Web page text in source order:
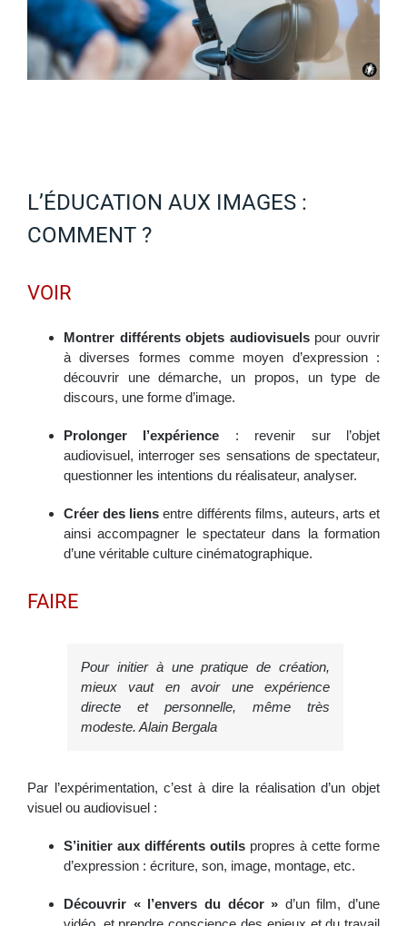
L’ÉDUCATION AUX IMAGES :
COMMENT ?
VOIR
Montrer différents objets audiovisuelspour ouvrir
à diverses formes comme moyen d’expression :
découvrir une démarche, un propos, un type de
discours, une forme d’image.
Prolonger l’expérience : revenir sur l’objet
audiovisuel, interroger ses sensations de spectateur,
questionner les intentions du réalisateur, analyser.
Créer des liens entre différents films, auteurs, arts et
ainsi accompagner le spectateur dans la formation
d’une véritable culture cinématographique.
FAIRE
Pour initier à une pratique de création,
mieux vaut en avoir une expérience
directe et personnelle, même très
modeste. Alain Bergala
Par l’expérimentation, c’est à dire la réalisation d’un objet
visuel ou audiovisuel :
S’initier aux différents outils propres à cette forme
d’expression : écriture, son, image, montage, etc.
Découvrir « l’envers du décor » d’un film, d’une